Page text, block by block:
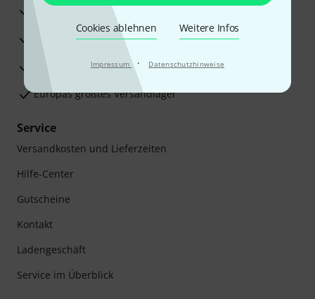
Cookies ablehnen Weitere Infos
Impressum · Datenschutzhinweise
Reparaturservice
Beratung durch Fachexperten
Zufriedenheitsgarantie
Europas größtes Versandlager
Service
Versandkosten und Lieferzeiten
Hilfe-Center
Gutscheine
Kontakt
Ladengeschäft
Service im Überblick